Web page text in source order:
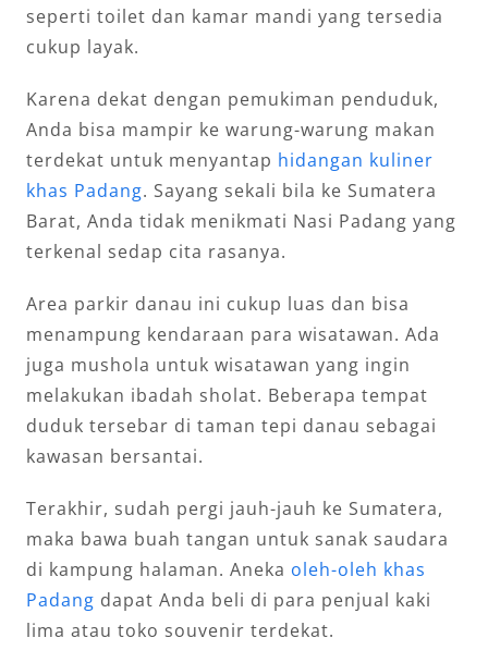
seperti toilet dan kamar mandi yang tersedia
cukup layak.
Karena dekat dengan pemukiman penduduk,
Anda bisa mampir ke warung-warung makan
terdekat untuk menyantap hidangan kuliner
khas Padang. Sayang sekali bila ke Sumatera
Barat, Anda tidak menikmati Nasi Padang yang
terkenal sedap cita rasanya.
Area parkir danau ini cukup luas dan bisa
menampung kendaraan para wisatawan. Ada
juga mushola untuk wisatawan yang ingin
melakukan ibadah sholat. Beberapa tempat
duduk tersebar di taman tepi danau sebagai
kawasan bersantai.
Terakhir, sudah pergi jauh-jauh ke Sumatera,
maka bawa buah tangan untuk sanak saudara
di kampung halaman. Aneka oleh-oleh khas
Padang dapat Anda beli di para penjual kaki
lima atau toko souvenir terdekat.